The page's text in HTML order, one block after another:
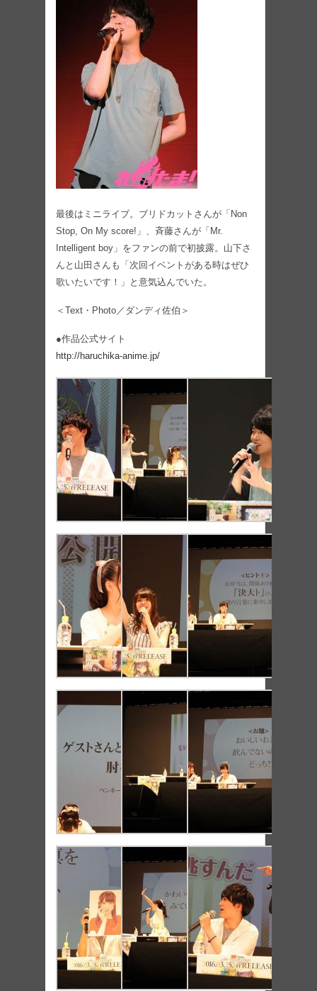
最後はミニライブ。ブリドカットさんが「Non
Stop, On My score!」、斉藤さんが「Mr.
Intelligent boy」をファンの前で初披露。山下さ
んと山田さんも「次回イベントがある時はぜひ
歌いたいです！」と意気込んでいた。
＜Text・Photo／ダンディ佐伯＞
●作品公式サイト
http://haruchika-anime.jp/